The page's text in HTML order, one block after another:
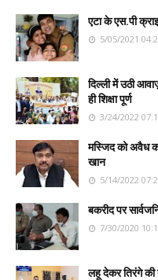
एटा के एस.पी
5/05/2021
दिल्ली में उठी
ही शिक्षा पूर्ण
3/24/2022
मस्जिद को अवैध
खान
5/14/2022
बकरीद पर
7/30/2020
लहू देकर तिरंगे की